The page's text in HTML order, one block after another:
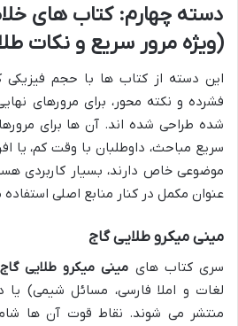
دسته چهارم: کتاب های
(ویژه مرور سریع و نکات
این دسته از کتاب ها با حجم فیزیکی
فشرده و نکته محور، برای مرورهای
شده طراحی شده اند. آن ها برای
سریع مباحث، داوطلبان با وقت کم، یا
موضوعی خاص دارند، بسیار کاربردی
عنوان مکمل در کنار منابع اصلی
مینی میکرو طلایی گاج
سری کتاب های مینی میکرو طلایی گاج
لغات و املا فارسی، مسائل شیمی)
منتشر می شوند. نقاط قوت آن ها